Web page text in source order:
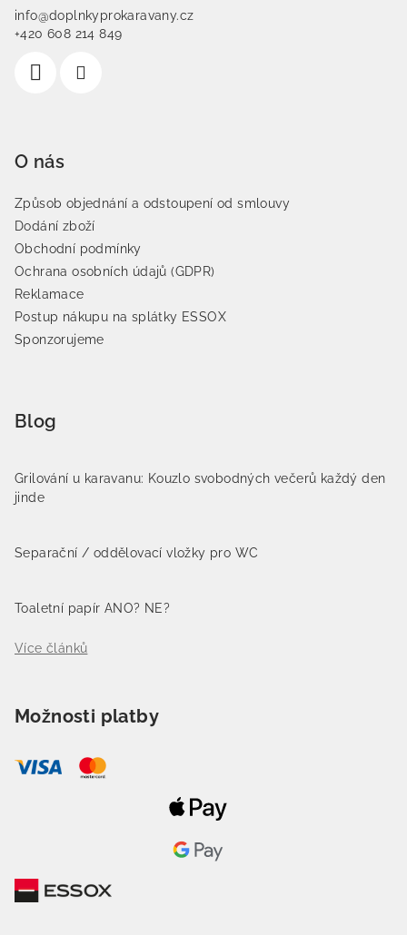
info@doplnkyprokaravany.cz
+420 608 214 849
O nás
Způsob objednání a odstoupení od smlouvy
Dodání zboží
Obchodní podmínky
Ochrana osobních údajů (GDPR)
Reklamace
Postup nákupu na splátky ESSOX
Sponzorujeme
Blog
Grilování u karavanu: Kouzlo svobodných večerů každý den
jinde
Separační / oddělovací vložky pro WC
Toaletní papír ANO? NE?
Více článků
Možnosti platby